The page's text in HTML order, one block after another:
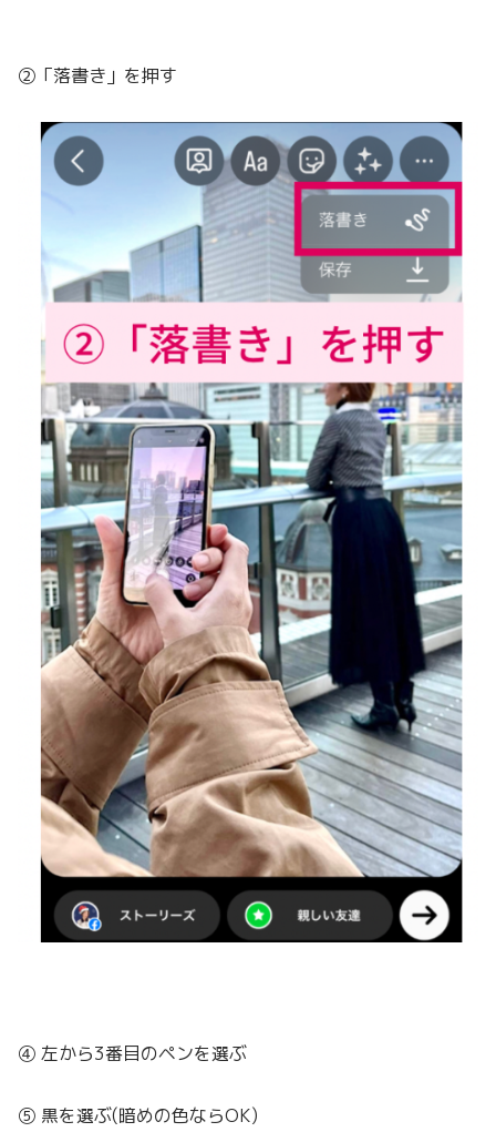
②「落書き」を押す
④ 左から3番目のペンを選ぶ
⑤ 黒を選ぶ(暗めの色ならOK)